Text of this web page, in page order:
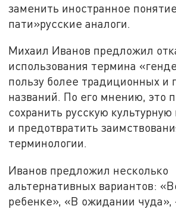
заменить иностранное
пати»русские аналоги.
Михаил Иванов предложил
использования термина
пользу более традиционных и
названий. По его мнению, это
сохранить русскую
и предотвратить
терминологии.
Иванов предложил несколько
альтернативных вариантов:
ребенке», «В ожидании чуда»,